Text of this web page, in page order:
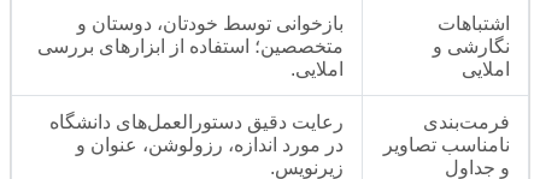
اشتباهات
نگارشی و
املایی
بازخوانی توسط خودتان، دوستان و
متخصصین؛ استفاده از ابزارهای بررسی
املایی.
فرمت‌بندی
نامناسب تصاویر
و جداول
رعایت دقیق دستورالعمل‌های دانشگاه
در مورد اندازه، رزولوشن، عنوان و
زیرنویس.